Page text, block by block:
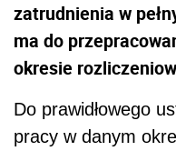
zatrudnienia w
ma do
okresie
Do prawidłowego
pracy w danym